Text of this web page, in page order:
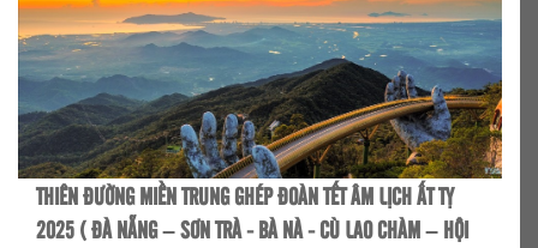
THIÊN ĐƯỜNG MIỀN TRUNG GHÉP ĐOÀN TẾT ÂM LỊCH ẤT TỴ
2025 ( ĐÀ NẴNG – SƠN TRÀ - BÀ NÀ - CÙ LAO CHÀM – HỘI